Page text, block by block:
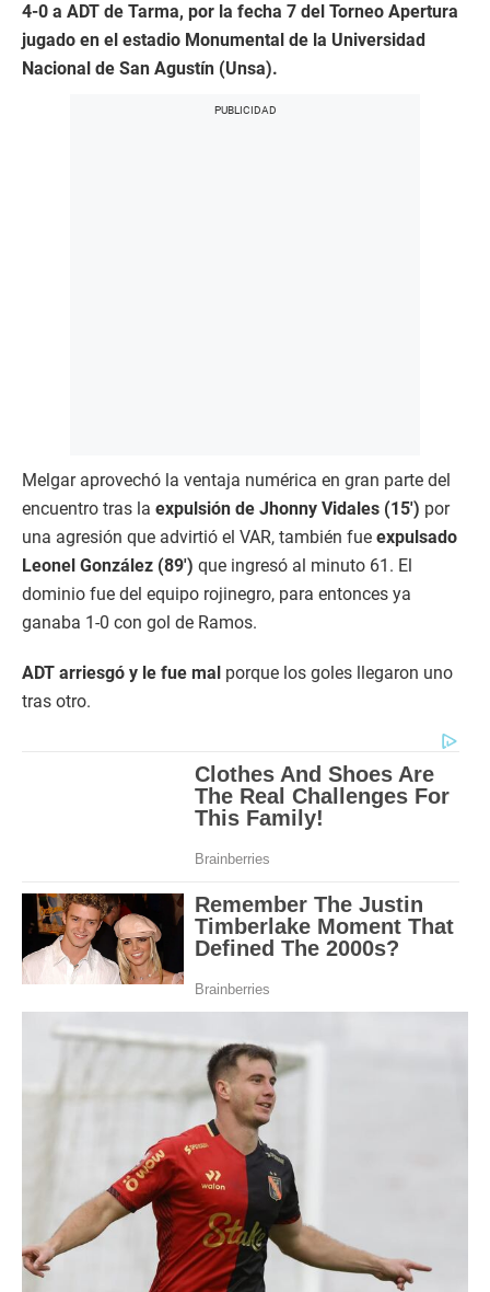
4-0 a ADT de Tarma, por la fecha 7 del Torneo Apertura
jugado en el estadio Monumental de la Universidad
Nacional de San Agustín (Unsa).
Melgar aprovechó la ventaja numérica en gran parte del
encuentro tras la expulsión de Jhonny Vidales (15′) por
una agresión que advirtió el VAR, también fue expulsado
Leonel González (89′) que ingresó al minuto 61. El
dominio fue del equipo rojinegro, para entonces ya
ganaba 1-0 con gol de Ramos.
ADT arriesgó y le fue mal porque los goles llegaron uno
tras otro.